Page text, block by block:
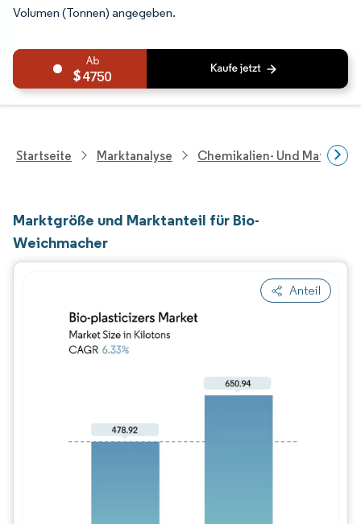
Volumen (Tonnen) angegeben.
4750
Startseite Marktanalyse Chemikalien- Und
Marktgröße und Marktanteil für Bio-
Weichmacher
Anteil